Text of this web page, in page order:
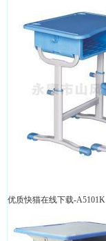
优质快猫在线下载-A5101K